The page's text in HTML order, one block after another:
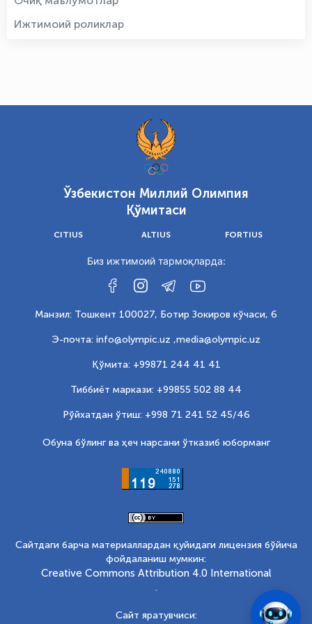
Ижтимоий роликлар
Ўзбекистон Миллий Олимпия
Қўмитаси
CITIUS ALTIUS FORTIUS
Биз ижтимоий тармоқларда:
Манзил: Тошкент 100027, Ботир Зокиров кўчаси, 6
Э-почта: info@olympic.uz ,media@olympic.uz
Қўмита: +99871 244 41 41
Тиббиёт маркази: +99855 502 88 44
Рўйхатдан ўтиш: +998 71 241 52 45/46
Обуна бўлинг ва ҳеч нарсани ўтказиб юборманг
Сайтдаги барча материаллардан қуйидаги лицензия бўйича
фойдаланиш мумкин:
Creative Commons Attribution 4.0 International
.
Сайт яратувчиси: